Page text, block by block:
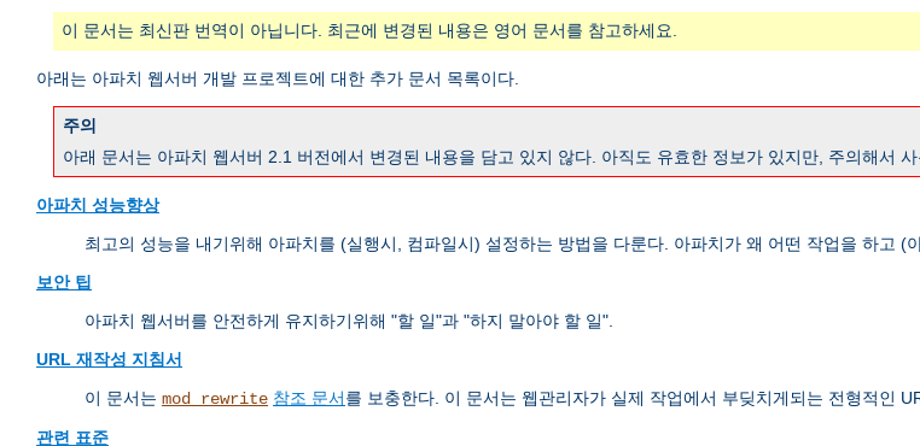
이 문서는 최신판 번역이 아닙니다. 최근에 변경된 내용은 영어 문서를 참고하세요.
아래는 아파치 웹서버 개발 프로젝트에 대한 추가 문서 목록이다.
주의
아래 문서는 아파치 웹서버 2.1 버전에서 변경된 내용을 담고 있지 않다. 아직도 유효한 정보가 있지만, 주의해서
아파치 성능향상
최고의 성능을 내기위해 아파치를 (실행시, 컴파일시) 설정하는 방법을 다룬다. 아파치가 왜 어떤 작업을 하고
보안 팁
아파치 웹서버를 안전하게 유지하기위해 "할 일"과 "하지 말아야 할 일".
URL 재작성 지침서
이 문서는 mod_rewrite 참조 문서를 보충한다. 이 문서는 웹관리자가 실제 작업에서 부딪치게되는 전형적인
관련 표준